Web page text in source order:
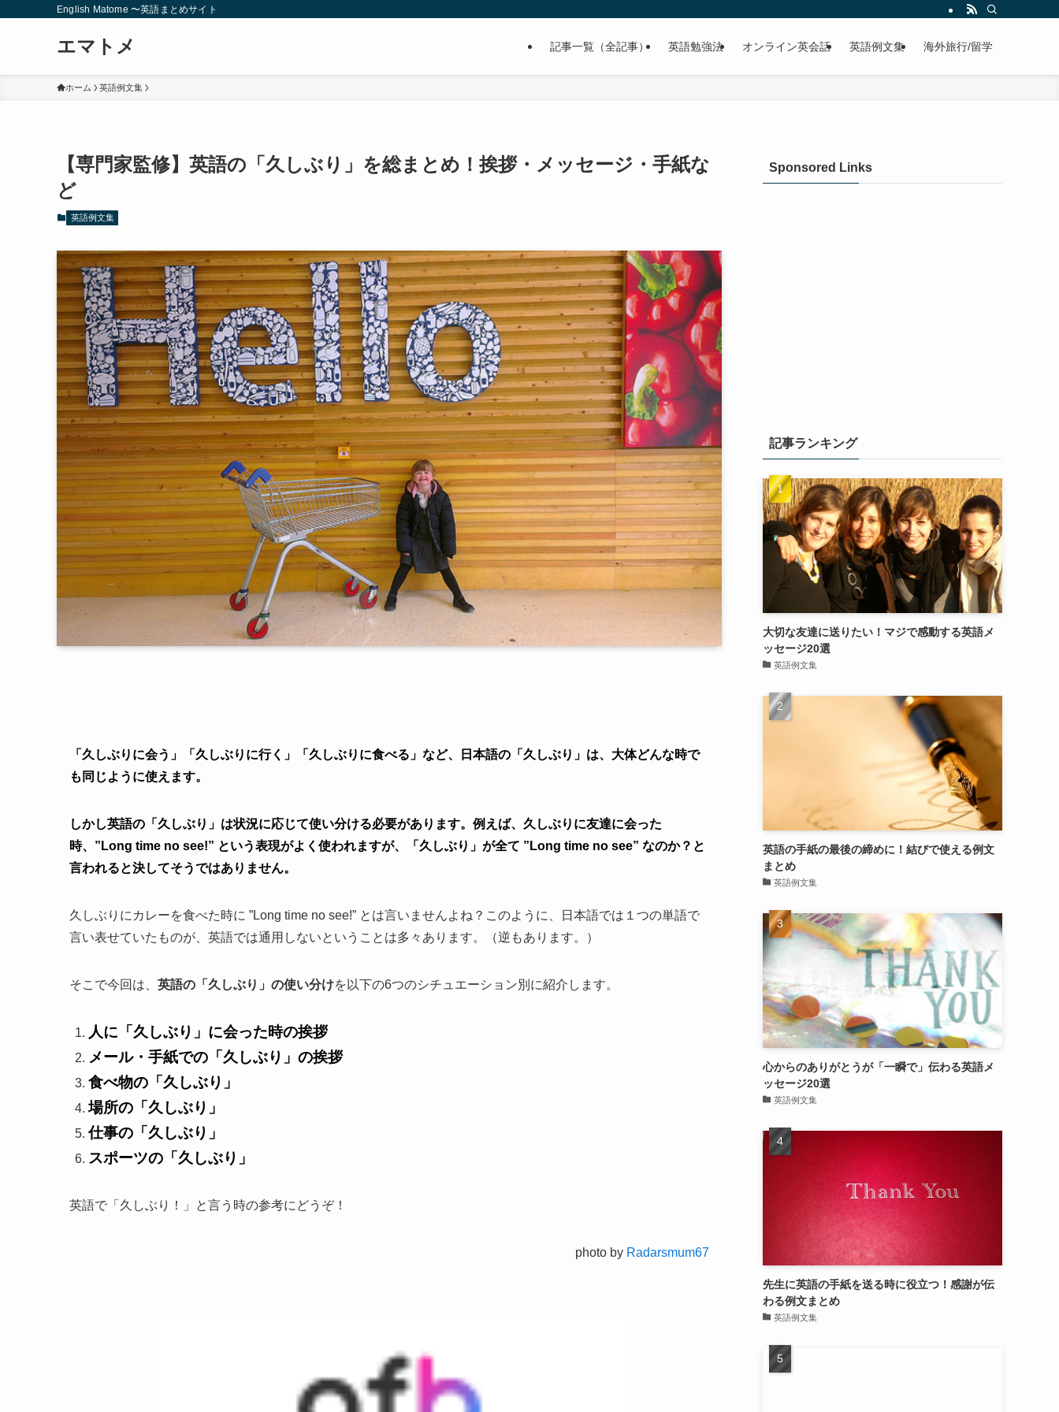
English Matome 〜英語まとめサイト
エマトメ 記事一覧（全記事） 英語勉強法 オンライン英会話 英語例文集 海外旅行/留学
ホーム 英語例文集
【専門家監修】英語の「久しぶり」を総まとめ！挨拶・メッセージ・手紙な
ど
英語例文集
「久しぶりに会う」「久しぶりに行く」「久しぶりに食べる」など、日本語の「久しぶり」は、大体どんな時で
も同じように使えます。
しかし英語の「久しぶり」は状況に応じて使い分ける必要があります。例えば、久しぶりに友達に会った
時、”Long time no see!” という表現がよく使われますが、「久しぶり」が全て ”Long time no see” なのか？と
言われると決してそうではありません。
久しぶりにカレーを食べた時に ”Long time no see!” とは言いませんよね？このように、日本語では１つの単語で
言い表せていたものが、英語では通用しないということは多々あります。（逆もあります。）
そこで今回は、 英語の「久しぶり」の使い分けを以下の6つのシチュエーション別に紹介します。
人に「久しぶり」に会った時の挨拶
メール・手紙での「久しぶり」の挨拶
食べ物の「久しぶり」
場所の「久しぶり」
仕事の「久しぶり」
スポーツの「久しぶり」
英語で「久しぶり！」と言う時の参考にどうぞ！
photo by Radarsmum67
Sponsored Links
記事ランキング
大切な友達に送りたい！マジで感動する英語メ
ッセージ20選
英語例文集
英語の手紙の最後の締めに！結びで使える例文
まとめ
英語例文集
心からのありがとうが「一瞬で」伝わる英語メ
ッセージ20選
英語例文集
先生に英語の手紙を送る時に役立つ！感謝が伝
わる例文まとめ
英語例文集